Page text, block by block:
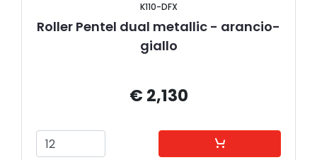
K110-DFX
Roller Pentel dual metallic - arancio-
giallo
€ 2,130